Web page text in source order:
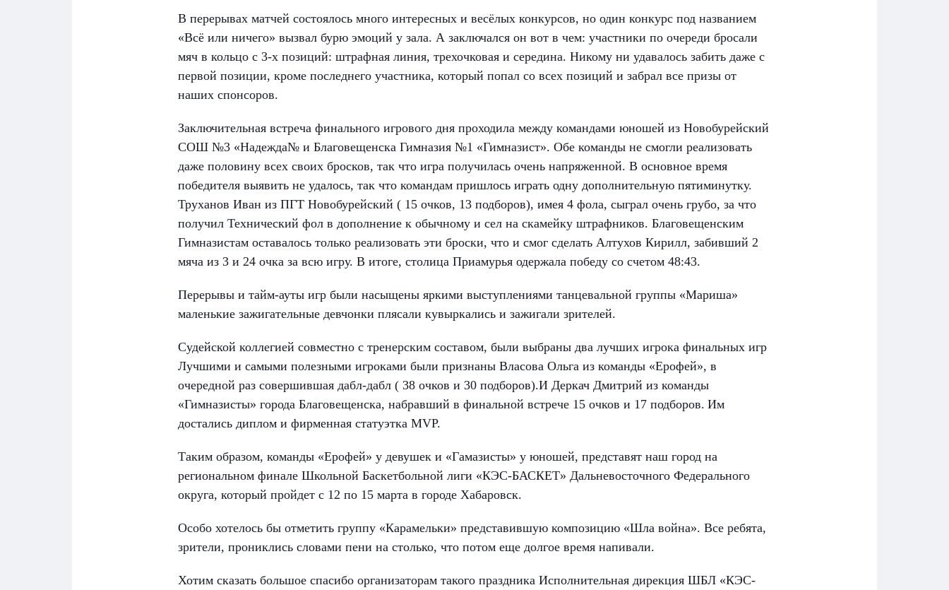
В перерывах матчей состоялось много интересных и весёлых конкурсов, но один конкурс под названием
«Всё или ничего» вызвал бурю эмоций у зала. А заключался он вот в чем: участники по очереди бросали
мяч в кольцо с 3-х позиций: штрафная линия, трехочковая и середина. Никому ни удавалось забить даже с
первой позиции, кроме последнего участника, который попал со всех позиций и забрал все призы от
наших спонсоров.
Заключительная встреча финального игрового дня проходила между командами юношей из Новобурейский
СОШ №3 «Надежда№ и Благовещенска Гимназия №1 «Гимназист». Обе команды не смогли реализовать
даже половину всех своих бросков, так что игра получилась очень напряженной. В основное время
победителя выявить не удалось, так что командам пришлось играть одну дополнительную пятиминутку.
Труханов Иван из ПГТ Новобурейский ( 15 очков, 13 подборов), имея 4 фола, сыграл очень грубо, за что
получил Технический фол в дополнение к обычному и сел на скамейку штрафников. Благовещенским
Гимназистам оставалось только реализовать эти броски, что и смог сделать Алтухов Кирилл, забивший 2
мяча из 3 и 24 очка за всю игру. В итоге, столица Приамурья одержала победу со счетом 48:43.
Перерывы и тайм-ауты игр были насыщены яркими выступлениями танцевальной группы «Мариша»
маленькие зажигательные девчонки плясали кувыркались и зажигали зрителей.
Судейской коллегией совместно с тренерским составом, были выбраны два лучших игрока финальных игр
Лучшими и самыми полезными игроками были признаны Власова Ольга из команды «Ерофей», в
очередной раз совершившая дабл-дабл ( 38 очков и 30 подборов).И Деркач Дмитрий из команды
«Гимназисты» города Благовещенска, набравший в финальной встрече 15 очков и 17 подборов. Им
достались диплом и фирменная статуэтка MVP.
Таким образом, команды «Ерофей» у девушек и «Гамазисты» у юношей, представят наш город на
региональном финале Школьной Баскетбольной лиги «КЭС-БАСКЕТ» Дальневосточного Федерального
округа, который пройдет с 12 по 15 марта в городе Хабаровск.
Особо хотелось бы отметить группу «Карамельки» представившую композицию «Шла война». Все ребята,
зрители, прониклись словами пени на столько, что потом еще долгое время напивали.
Хотим сказать большое спасибо организаторам такого праздника Исполнительная дирекция ШБЛ «КЭС-
Имя
E-mail
Имя
E-mail
Имя
E-mail